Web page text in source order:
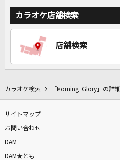
カラオケ店舗検索
店舗検索
カラオケ検索 「Morning Glory」の詳細
サイトマップ
お問い合わせ
DAM
DAM★とも